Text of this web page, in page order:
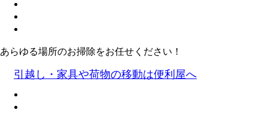
あらゆる場所のお掃除をお任せください！
引越し・家具や荷物の移動は便利屋へ